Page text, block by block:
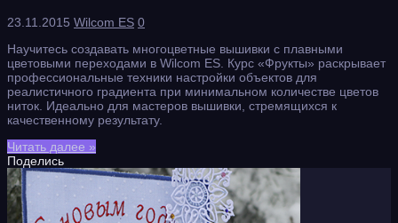
23.11.2015 Wilcom ES 0
Научитесь создавать многоцветные вышивки с плавными
цветовыми переходами в Wilcom ES. Курс «Фрукты» раскрывает
профессиональные техники настройки объектов для
реалистичного градиента при минимальном количестве цветов
ниток. Идеально для мастеров вышивки, стремящихся к
качественному результату.
Читать далее »
Поделись